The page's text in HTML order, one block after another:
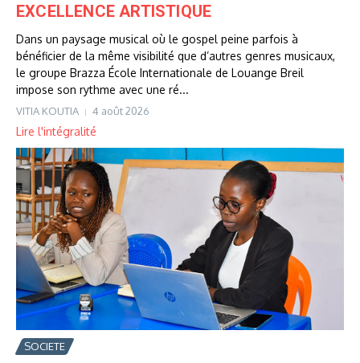
EXCELLENCE ARTISTIQUE
Dans un paysage musical où le gospel peine parfois à
bénéficier de la même visibilité que d’autres genres musicaux,
le groupe Brazza École Internationale de Louange Breil
impose son rythme avec une ré...
VITIA KOUTIA 4 août 2026
Lire l'intégralité
SOCIETE